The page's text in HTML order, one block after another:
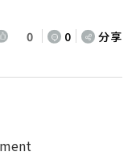
0 0 分享